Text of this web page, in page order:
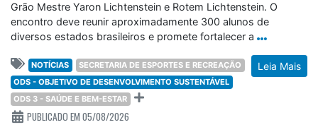
Grão Mestre Yaron Lichtenstein e Rotem Lichtenstein. O
encontro deve reunir aproximadamente 300 alunos de
diversos estados brasileiros e promete fortalecer a
Leia Mais
NOTÍCIAS
SECRETARIA DE ESPORTES E RECREAÇÃO
ODS - OBJETIVO DE DESENVOLVIMENTO SUSTENTÁVEL
ODS 3 - SAÚDE E BEM-ESTAR
PUBLICADO EM 05/08/2026